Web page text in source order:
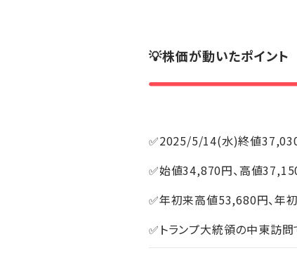
💡株価が動いたポイント
✅2025/5/14(水)終値
✅始値34,870円、高値
✅年初来高値53,680円、年
✅トランプ大統領の中東訪